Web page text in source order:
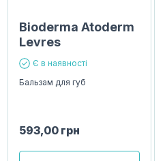
Bioderma Atoderm
Levres
Є в наявності
Бальзам для губ
593,00 грн